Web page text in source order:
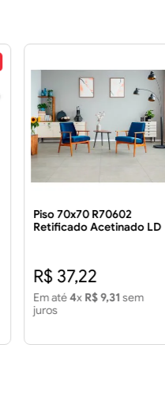
Piso 70x70 R70602
Retificado Acetinado LD
R$ 37,22
Em até4x R$ 9,31 sem
juros